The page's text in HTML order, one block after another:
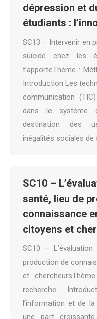
dépression et
étudiants :
SC13 – Intervenir en
suicide chez les
t’apporteThème :
Introduction Les
communication
dans le système
destination des
inégalités sociales de
SC10 –
santé, lieu de
connaissance
citoyens et
SC10 –
production de
et
recherche
l’information et de
une part